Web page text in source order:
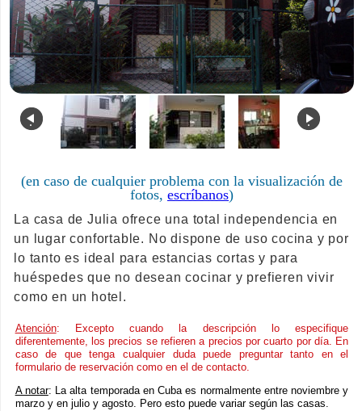
. .
(en caso de cualquier problema con la visualización de
fotos, escríbanos)
La casa de Julia ofrece una total independencia en
un lugar confortable. No dispone de uso cocina y por
lo tanto es ideal para estancias cortas y para
huéspedes que no desean cocinar y prefieren vivir
como en un hotel.
Atención: Excepto cuando la descripción lo especifique
diferentemente, los precios se refieren a precios por cuarto por día. En
caso de que tenga cualquier duda puede preguntar tanto en el
formulario de reservación como en el de contacto.
A notar: La alta temporada en Cuba es normalmente entre noviembre y
marzo y en julio y agosto. Pero esto puede variar según las casas.